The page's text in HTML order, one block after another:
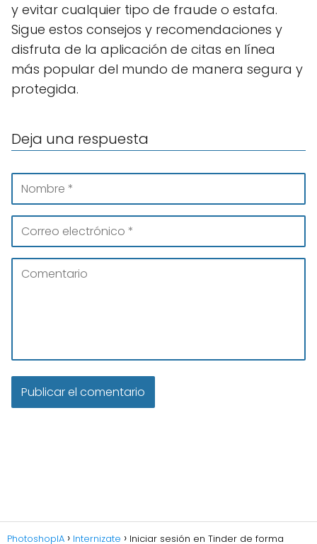
y evitar cualquier tipo de fraude o estafa.
Sigue estos consejos y recomendaciones y
disfruta de la aplicación de citas en línea
más popular del mundo de manera segura y
protegida.
Deja una respuesta
PhotoshopIA Internizate Iniciar sesión en Tinder de forma